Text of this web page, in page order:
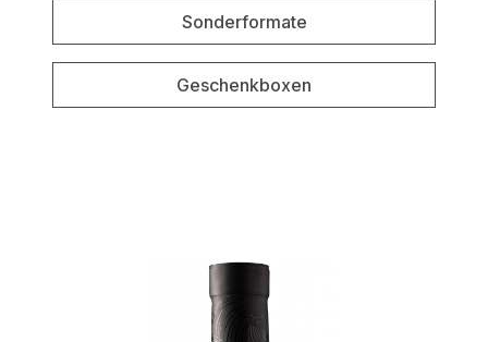
Sonderformate
Geschenkboxen